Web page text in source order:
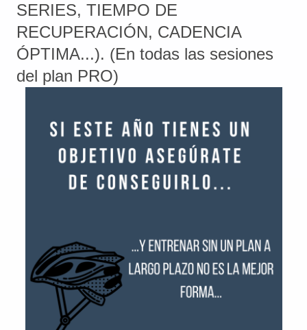
SERIES, TIEMPO DE
RECUPERACIÓN, CADENCIA
ÓPTIMA...). (En todas las sesiones
del plan PRO)